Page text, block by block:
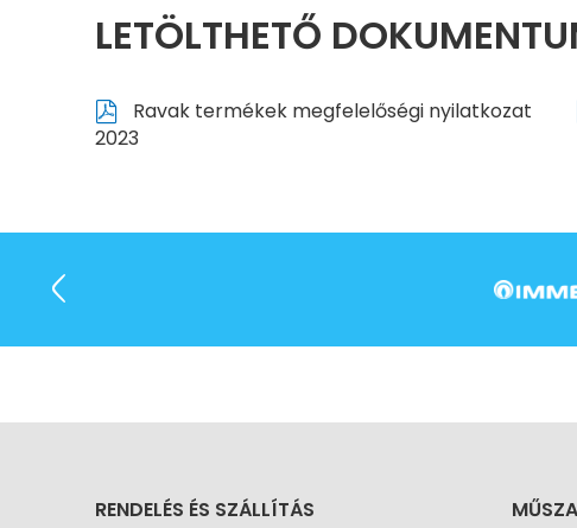
LETÖLTHETŐ
Ravak termékek megfelelőségi nyilatkozat
2023
RENDELÉS ÉS SZÁLLÍTÁS